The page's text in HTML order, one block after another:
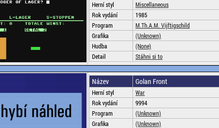
Herní styl
Miscellaneous
Rok vydání
1985
Program
M.Th.A.M. Vijftigschild
Grafika
(Unknown)
Hudba
(None)
Detail
Stáhni si to
Název Golan Front
Herní styl
War
Rok vydání
9994
Program
(Unknown)
Grafika
(Unknown)